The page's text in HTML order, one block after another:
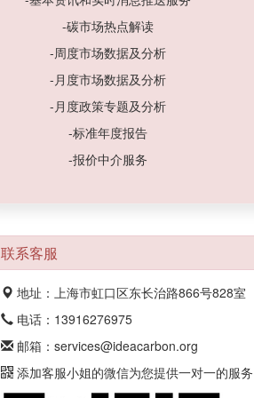
-碳市场热点解读
-周度市场数据及分析
-月度市场数据及分析
-月度政策专题及分析
-标准年度报告
-报价中介服务
联系客服
地址：上海市虹口区东长治路866号828室
电话：13916276975
邮箱：services@ideacarbon.org
添加客服小姐的微信为您提供一对一的服务